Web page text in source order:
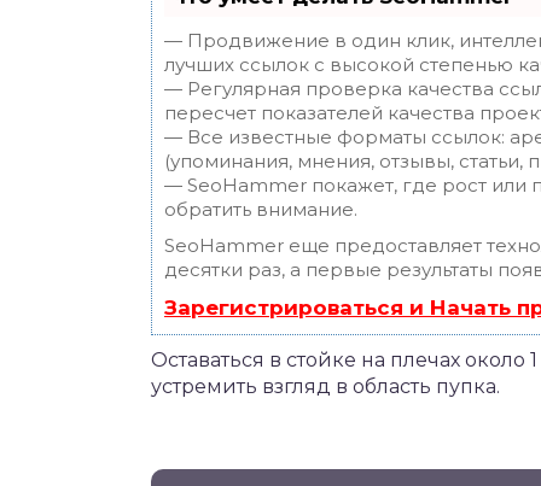
— Продвижение в один клик,
лучших ссылок с высокой степенью
— Регулярная проверка качества
пересчет показателей качества
— Все известные форматы ссылок:
(упоминания, мнения, отзывы, статьи,
— SeoHammer покажет, где рост или
обратить внимание.
SeoHammer еще предоставляет
десятки раз, а первые результаты
Зарегистрироваться и Начать
Оставаться в стойке на плечах
устремить взгляд в область пупка.